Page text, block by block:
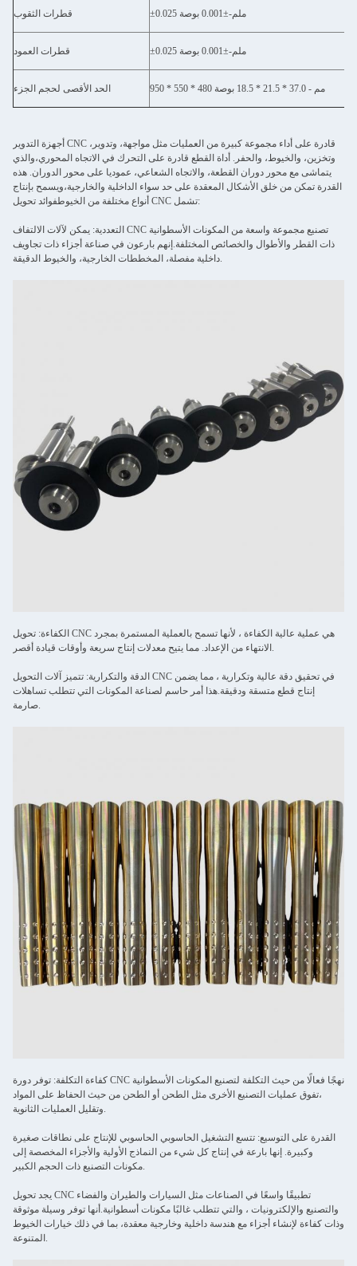
قطرات الثقوب ±0.025 ملم-±0.001 بوصة
قطرات العمود ±0.025 ملم-±0.001 بوصة
الحد الأقصى لحجم الجزء 950 * 550 * 480 مم - 37.0 * 21.5 * 18.5 بوصة
أجهزة التدوير CNC قادرة على أداء مجموعة كبيرة من العمليات مثل مواجهة، وتدوير،
وتخزين، والخيوط، والحفر. أداة القطع قادرة على التحرك في الاتجاه المحوري،والذي
يتماشى مع محور دوران القطعة، والاتجاه الشعاعي، عموديا على محور الدوران. هذه
القدرة تمكن من خلق الأشكال المعقدة على حد سواء الداخلية والخارجية،ويسمح بإنتاج
أنواع مختلفة من الخيوطفوائد تحويل CNC تشمل:
التعددية: يمكن لآلات الالتفاف CNC تصنيع مجموعة واسعة من المكونات الأسطوانية
ذات القطر والأطوال والخصائص المختلفة.إنهم بارعون في صناعة أجزاء ذات تجاويف
داخلية مفصلة، المخططات الخارجية، والخيوط الدقيقة.
الكفاءة: تحويل CNC هي عملية عالية الكفاءة ، لأنها تسمح بالعملية المستمرة بمجرد
الانتهاء من الإعداد. مما يتيح معدلات إنتاج سريعة وأوقات قيادة أقصر.
الدقة والتكرارية: تتميز آلات التحويل CNC في تحقيق دقة عالية وتكرارية ، مما يضمن
إنتاج قطع متسقة ودقيقة.هذا أمر حاسم لصناعة المكونات التي تتطلب تساهلات
صارمة.
كفاءة التكلفة: توفر دورة CNC نهجًا فعالًا من حيث التكلفة لتصنيع المكونات الأسطوانية
،تفوق عمليات التصنيع الأخرى مثل الطحن أو الطحن من حيث الحفاظ على المواد
وتقليل العمليات الثانوية.
القدرة على التوسيع: تتسع التشغيل الحاسوبي الحاسوبي للإنتاج على نطاقات صغيرة
وكبيرة. إنها بارعة في إنتاج كل شيء من النماذج الأولية والأجزاء المخصصة إلى
مكونات التصنيع ذات الحجم الكبير.
يجد تحويل CNC تطبيقًا واسعًا في الصناعات مثل السيارات والطيران والفضاء
والتصنيع والإلكترونيات ، والتي تتطلب غالبًا مكونات أسطوانية.أنها توفر وسيلة موثوقة
وذات كفاءة لإنشاء أجزاء مع هندسة داخلية وخارجية معقدة، بما في ذلك خيارات الخيوط
المتنوعة.